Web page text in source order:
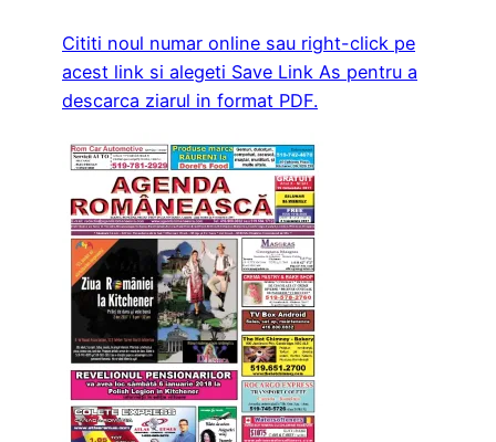
Cititi noul numar online sau right-click pe
acest link si alegeti Save Link As pentru a
descarca ziarul in format PDF.